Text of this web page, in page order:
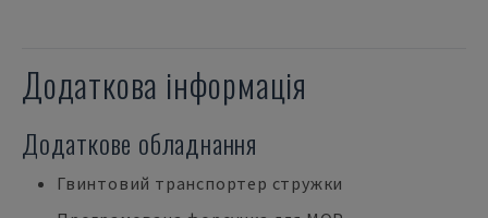
Додаткова інформація
Додаткове обладнання
Гвинтовий транспортер стружки